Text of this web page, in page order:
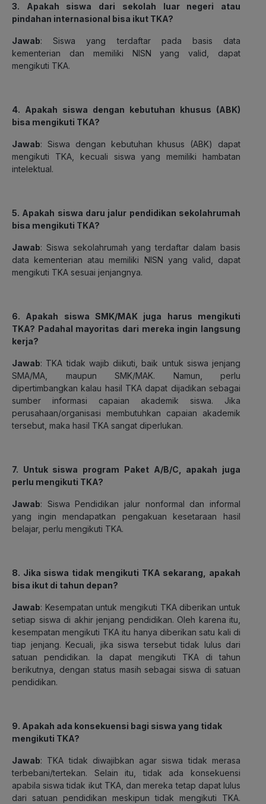
3. Apakah siswa dari sekolah luar negeri atau
pindahan internasional bisa ikut TKA?
Jawab: Siswa yang terdaftar pada basis data
kementerian dan memiliki NISN yang valid, dapat
mengikuti TKA.
4. Apakah siswa dengan kebutuhan khusus (ABK)
bisa mengikuti TKA?
Jawab: Siswa dengan kebutuhan khusus (ABK) dapat
mengikuti TKA, kecuali siswa yang memiliki hambatan
intelektual.
5. Apakah siswa daru jalur pendidikan sekolahrumah
bisa mengikuti TKA?
Jawab: Siswa sekolahrumah yang terdaftar dalam basis
data kementerian atau memiliki NISN yang valid, dapat
mengikuti TKA sesuai jenjangnya.
6. Apakah siswa SMK/MAK juga harus mengikuti
TKA? Padahal mayoritas dari mereka ingin langsung
kerja?
Jawab: TKA tidak wajib diikuti, baik untuk siswa jenjang
SMA/MA, maupun SMK/MAK. Namun, perlu
dipertimbangkan kalau hasil TKA dapat dijadikan sebagai
sumber informasi capaian akademik siswa. Jika
perusahaan/organisasi membutuhkan capaian akademik
tersebut, maka hasil TKA sangat diperlukan.
7. Untuk siswa program Paket A/B/C, apakah juga
perlu mengikuti TKA?
Jawab: Siswa Pendidikan jalur nonformal dan informal
yang ingin mendapatkan pengakuan kesetaraan hasil
belajar, perlu mengikuti TKA.
8. Jika siswa tidak mengikuti TKA sekarang, apakah
bisa ikut di tahun depan?
Jawab: Kesempatan untuk mengikuti TKA diberikan untuk
setiap siswa di akhir jenjang pendidikan. Oleh karena itu,
kesempatan mengikuti TKA itu hanya diberikan satu kali di
tiap jenjang. Kecuali, jika siswa tersebut tidak lulus dari
satuan pendidikan. Ia dapat mengikuti TKA di tahun
berikutnya, dengan status masih sebagai siswa di satuan
pendidikan.
9. Apakah ada konsekuensi bagi siswa yang tidak
mengikuti TKA?
Jawab: TKA tidak diwajibkan agar siswa tidak merasa
terbebani/tertekan. Selain itu, tidak ada konsekuensi
apabila siswa tidak ikut TKA, dan mereka tetap dapat lulus
dari satuan pendidikan meskipun tidak mengikuti TKA.